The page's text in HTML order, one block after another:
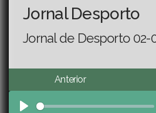
Jornal Desporto
Jornal de Desporto 02-
Anterior